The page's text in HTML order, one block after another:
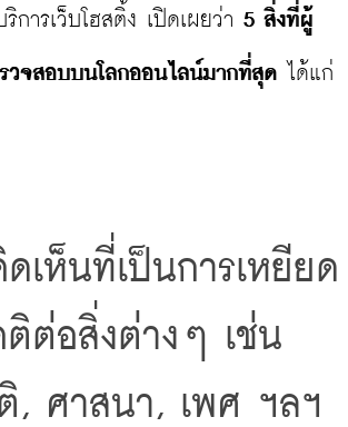
การเว็บโฮสติ้ง เปิดเผยว่า 5 สิ่งที่ผู้
วจสอบบนโลกออนไลน์มากที่สุด
เห็นที่เป็นการเหยียด
ติต่อสิ่งต่างๆ เช่น
, ศาสนา, เพศ ฯลฯ